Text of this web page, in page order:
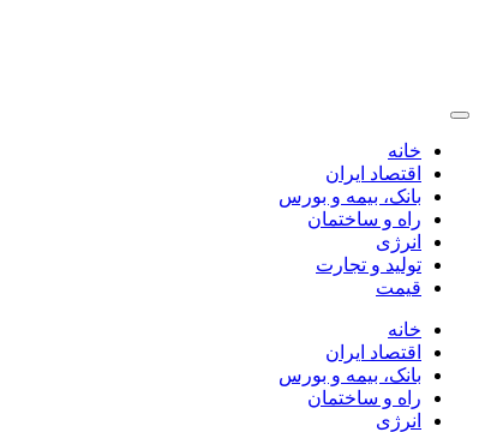
خانه
اقتصاد ایران
بانک، بیمه و بورس
راه و ساختمان
انرژی
تولید و تجارت
قیمت
خانه
اقتصاد ایران
بانک، بیمه و بورس
راه و ساختمان
انرژی